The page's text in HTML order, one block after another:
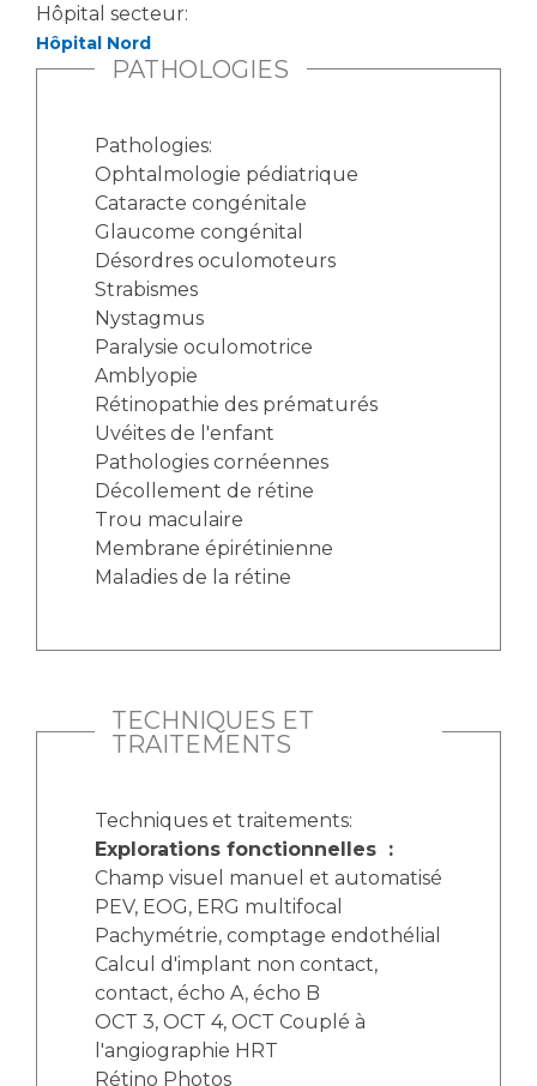
Hôpital secteur:
Hôpital Nord
PATHOLOGIES
Pathologies:
Ophtalmologie pédiatrique
Cataracte congénitale
Glaucome congénital
Désordres oculomoteurs
Strabismes
Nystagmus
Paralysie oculomotrice
Amblyopie
Rétinopathie des prématurés
Uvéites de l'enfant
Pathologies cornéennes
Décollement de rétine
Trou maculaire
Membrane épirétinienne
Maladies de la rétine
TECHNIQUES ET
TRAITEMENTS
Techniques et traitements:
Explorations fonctionnelles :
Champ visuel manuel et automatisé
PEV, EOG, ERG multifocal
Pachymétrie, comptage endothélial
Calcul d'implant non contact,
contact, écho A, écho B
OCT 3, OCT 4, OCT Couplé à
l'angiographie HRT
Rétino Photos